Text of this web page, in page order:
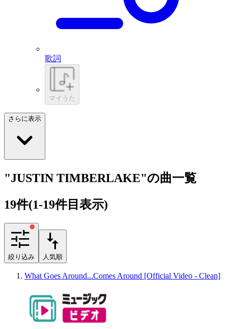
歌詞
マイうた
さらに表示
"JUSTIN TIMBERLAKE"の曲一覧
19件(1-19件目表示)
絞り込み 人気順
What Goes Around...Comes Around [Official Video - Clean]